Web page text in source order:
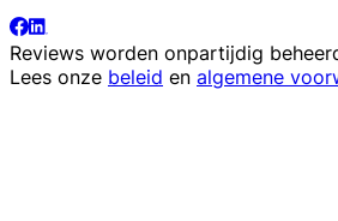
Reviews worden onpartijdig
Lees onze beleid en algemene